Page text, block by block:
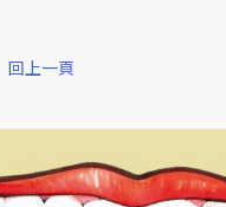
回上一頁